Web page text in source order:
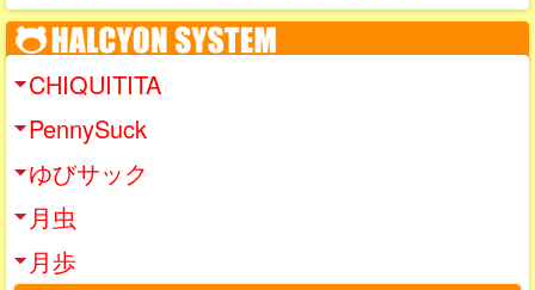
CHIQUITITA
PennySuck
ゆびサック
月虫
月歩